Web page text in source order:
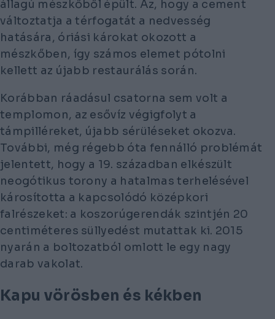
állagú mészkőből épült. Az, hogy a cement
változtatja a térfogatát a nedvesség
hatására, óriási károkat okozott a
mészkőben, így számos elemet pótolni
kellett az újabb restaurálás során.
Korábban ráadásul csatorna sem volt a
templomon, az esővíz végigfolyt a
támpilléreket, újabb sérüléseket okozva.
További, még régebb óta fennálló problémát
jelentett, hogy a 19. században elkészült
neogótikus torony a hatalmas terhelésével
károsította a kapcsolódó középkori
falrészeket: a koszorúgerendák szintjén 20
centiméteres süllyedést mutattak ki. 2015
nyarán a boltozatból omlott le egy nagy
darab vakolat.
Kapu vörösben és kékben